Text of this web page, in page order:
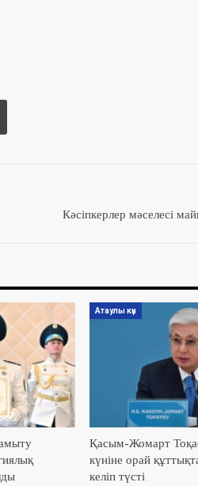
Кәсіпкерлер мәселесі
Атаулы күн
Қасым-Жомарт
күніне орай
келіп түсті